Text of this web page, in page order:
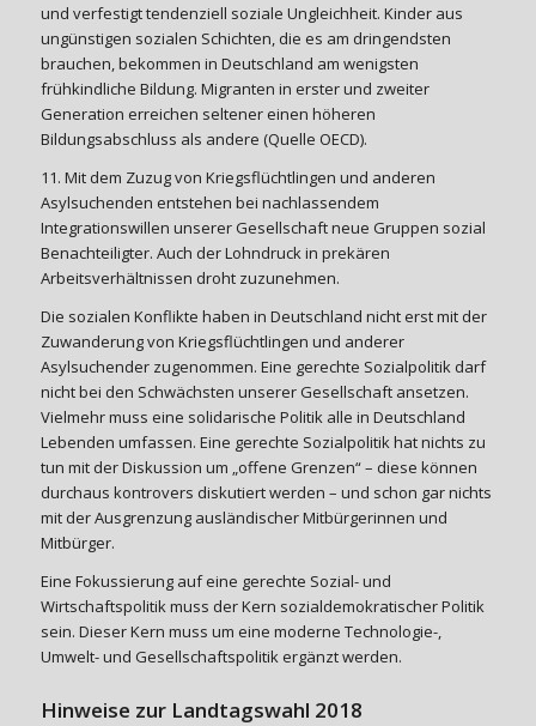
und verfestigt tendenziell soziale Ungleichheit. Kinder aus
ungünstigen sozialen Schichten, die es am dringendsten
brauchen, bekommen in Deutschland am wenigsten
frühkindliche Bildung. Migranten in erster und zweiter
Generation erreichen seltener einen höheren
Bildungsabschluss als andere (Quelle OECD).
11. Mit dem Zuzug von Kriegsflüchtlingen und anderen
Asylsuchenden entstehen bei nachlassendem
Integrationswillen unserer Gesellschaft neue Gruppen sozial
Benachteiligter. Auch der Lohndruck in prekären
Arbeitsverhältnissen droht zuzunehmen.
Die sozialen Konflikte haben in Deutschland nicht erst mit der
Zuwanderung von Kriegsflüchtlingen und anderer
Asylsuchender zugenommen. Eine gerechte Sozialpolitik darf
nicht bei den Schwächsten unserer Gesellschaft ansetzen.
Vielmehr muss eine solidarische Politik alle in Deutschland
Lebenden umfassen. Eine gerechte Sozialpolitik hat nichts zu
tun mit der Diskussion um „offene Grenzen“ – diese können
durchaus kontrovers diskutiert werden – und schon gar nichts
mit der Ausgrenzung ausländischer Mitbürgerinnen und
Mitbürger.
Eine Fokussierung auf eine gerechte Sozial- und
Wirtschaftspolitik muss der Kern sozialdemokratischer Politik
sein. Dieser Kern muss um eine moderne Technologie-,
Umwelt- und Gesellschaftspolitik ergänzt werden.
Hinweise zur Landtagswahl 2018